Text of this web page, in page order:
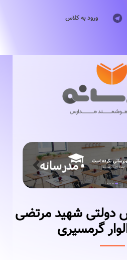
ورود به کلاس
Previous
دولتی شهید مرتضی
گرمسیری